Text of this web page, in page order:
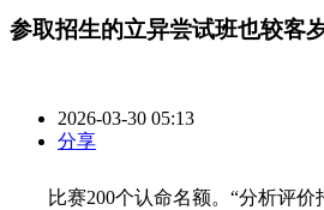
参取招生的立异尝试班也较客
2026-03-30 05:13
分享
比赛200个认命名额。“分析评价